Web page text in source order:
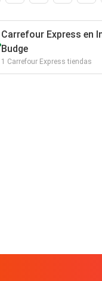
Carrefour Express en
Budge
1 Carrefour Express tiendas